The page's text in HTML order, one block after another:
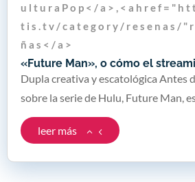
«Future Man», o cómo el
u l t u r a P o p < / a > , < a h r e f = " h t
t i s . t v / c a t e g o r y / r e s e n a s / "
ñ a s < / a >
Dupla creativa y escatológica Antes
sobre la serie de Hulu, Future Man, es
leer más